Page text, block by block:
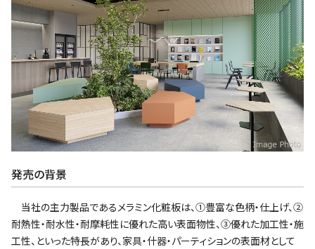
発売の背景
当社の主力製品であるメラミン化粧板は、①豊富な色柄・仕上げ、②
耐熱性・耐水性・耐摩耗性に優れた高い表面物性、③優れた加工性・施
工性、といった特長があり、家具・什器・パーティションの表面材として